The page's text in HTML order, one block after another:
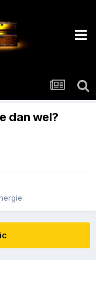
dan wel?